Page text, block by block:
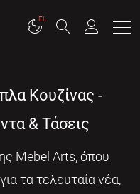
EL
Κουζίνας -
& Τάσεις
Mebel Arts, όπου
τα τελευταία νέα,